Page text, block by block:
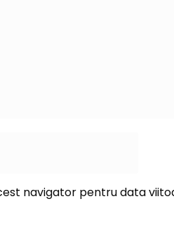
navigator pentru data